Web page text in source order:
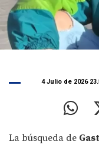
4 Julio de 2026
La búsqueda de